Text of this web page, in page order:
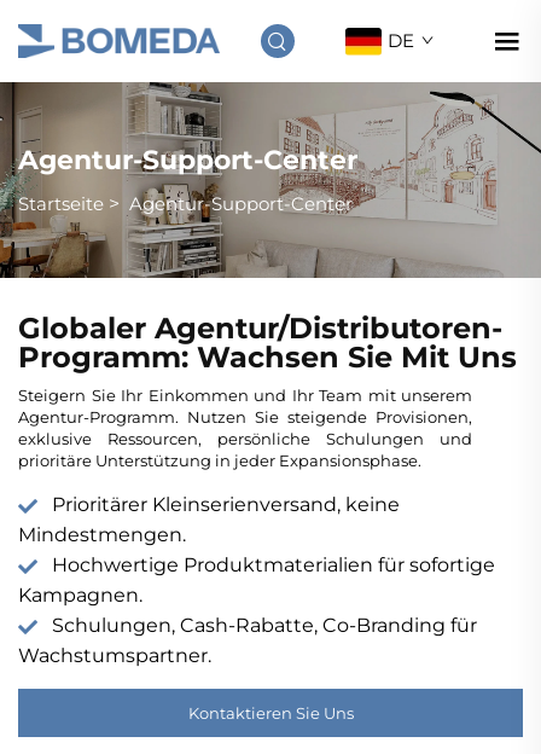
DE
Agentur-Support-Center
Startseite > Agentur-Support-Center
Globaler Agentur/Distributoren-
Programm: Wachsen Sie Mit Uns
Steigern Sie Ihr Einkommen und Ihr Team mit unserem
Agentur-Programm. Nutzen Sie steigende Provisionen,
exklusive Ressourcen, persönliche Schulungen und
prioritäre Unterstützung in jeder Expansionsphase.
Prioritärer Kleinserienversand, keine
Mindestmengen.
Hochwertige Produktmaterialien für sofortige
Kampagnen.
Schulungen, Cash-Rabatte, Co-Branding für
Wachstumspartner.
Kontaktieren Sie Uns